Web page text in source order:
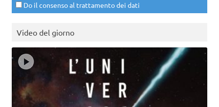
Do il consenso al trattamento dei dati
Video del giorno